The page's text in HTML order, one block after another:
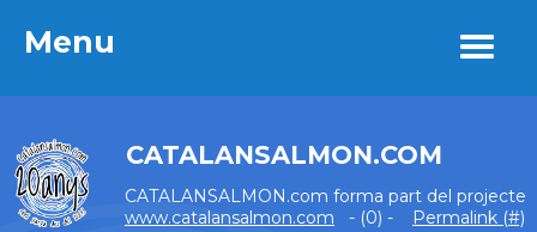
Menu
CATALANSALMON.COM
CATALANSALMON.com forma part del projecte
www.catalansalmon.com - (0) - Permalink (#)
Menu